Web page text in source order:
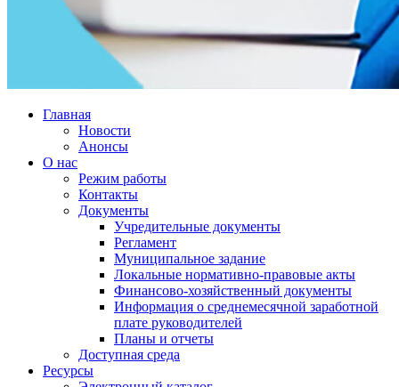
Главная
Новости
Анонсы
О нас
Режим работы
Контакты
Документы
Учредительные документы
Регламент
Муниципальное задание
Локальные нормативно-правовые акты
Финансово-хозяйственный документы
Информация о среднемесячной заработной
плате руководителей
Планы и отчеты
Доступная среда
Ресурсы